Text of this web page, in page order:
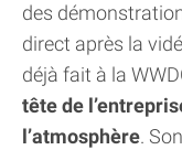
des
direct après la
déjà fait à la
tête de
l’atmosphère.